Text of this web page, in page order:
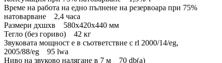
Време на работа на едно пълнене на резервоара при 75%
натоварване 2,4 часа
Размери дхшхв 580x420x440 мм
Тегло (без гориво) 42 кг
Звуковата мощност е в съответствие с rl 2000/14/eg,
2005/88/eg 95 lwa
Ниво на звуково налягане в 7 м 70 db(a)